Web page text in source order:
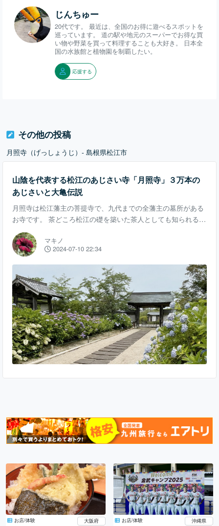
じんちゅー
20代です。 最近は、全国のお得に遊べるスポットを
巡っています。 道の駅や地元のスーパーでお得な買
い物や野菜を買って料理することも大好き。 日本全
国の水族館と植物園を制覇したい。
応援する
その他の投稿
月照寺（げっしょうじ）- 島根県松江市
山陰を代表する松江のあじさい寺「月照寺」３万本の
あじさいと大亀伝説
月照寺は松江藩主の菩提寺で、九代までの全藩主の墓所がある
お寺です。 茶どころ松江の礎を築いた茶人としても知られる第
七代藩主 松平治郷（不昧公）も、当然ここに眠っておられま
す。 そんな歴史ある月照寺ですが、毎年６月にはあじさいが３
万本も咲く、山陰随一のあじさい寺としても有名です。 実は月
照寺は「中国山地蕎麦工房 ふなつ」から車で１、２分のすぐ近
くにあります。すぐ前にある駐車場から徒歩１分で月照寺山門
です。 緑が豊かで広い境内、歴史が醸し出す厳かな空気感を感
じます。そして門の奥に早くもあじさいが見え
マキノ
2024-07-10 22:34
お店/体験 大阪府 お店/体験 沖縄県